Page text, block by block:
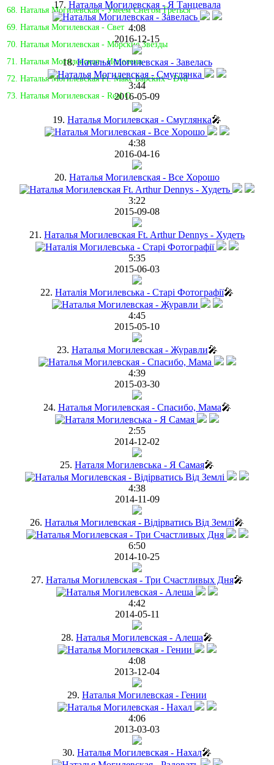
68. Наталья Могилевская - Умеем Снегом Греться
69. Наталья Могилевская - Свет
70. Наталья Могилевская - Морские Звезды
71. Наталья Могилевская - Исцелена
72. Наталья Могилевская Ft. Макс Барских - Dvd
73. Наталья Могилевская - Real O
17. Наталья Могилевская - Я Танцевала
4:08
2016-12-15
18.Наталья Могилевская - Завелась
3:44
2016-05-09
19. Наталья Могилевская - Смуглянка🎤
4:38
2016-04-16
20. Наталья Могилевская - Все Хорошо
3:22
2015-09-08
21. Наталья Могилевская Ft. Arthur Dennys - Худеть
5:35
2015-06-03
22. Наталія Могилевська - Старі Фотографії🎤
4:45
2015-05-10
23. Наталья Могилевская - Журавли🎤
4:39
2015-03-30
24. Наталья Могилевская - Спасибо, Мама🎤
2:55
2014-12-02
25. Наталя Могилевська - Я Самая🎤
4:38
2014-11-09
26. Наталья Могилевская - Відірватись Від Землі🎤
6:50
2014-10-25
27. Наталья Могилевская - Три Счастливых Дня🎤
4:42
2014-05-11
28. Наталья Могилевская - Алеша🎤
4:08
2013-12-04
29. Наталья Могилевская - Гении
4:06
2013-03-03
30. Наталья Могилевская - Нахал🎤